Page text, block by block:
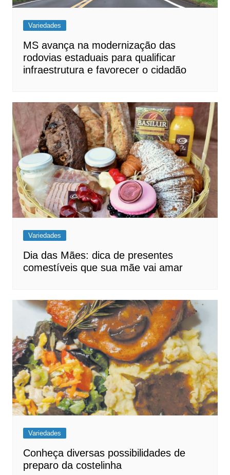
Variedades
MS avança na modernização das
rodovias estaduais para qualificar
infraestrutura e favorecer o cidadão
Variedades
Dia das Mães: dica de presentes
comestíveis que sua mãe vai amar
Variedades
Conheça diversas possibilidades de
preparo da costelinha